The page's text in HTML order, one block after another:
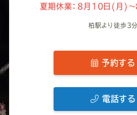
夏期休業：8月10日(月)
柏駅より徒歩3分
予約する
電話する